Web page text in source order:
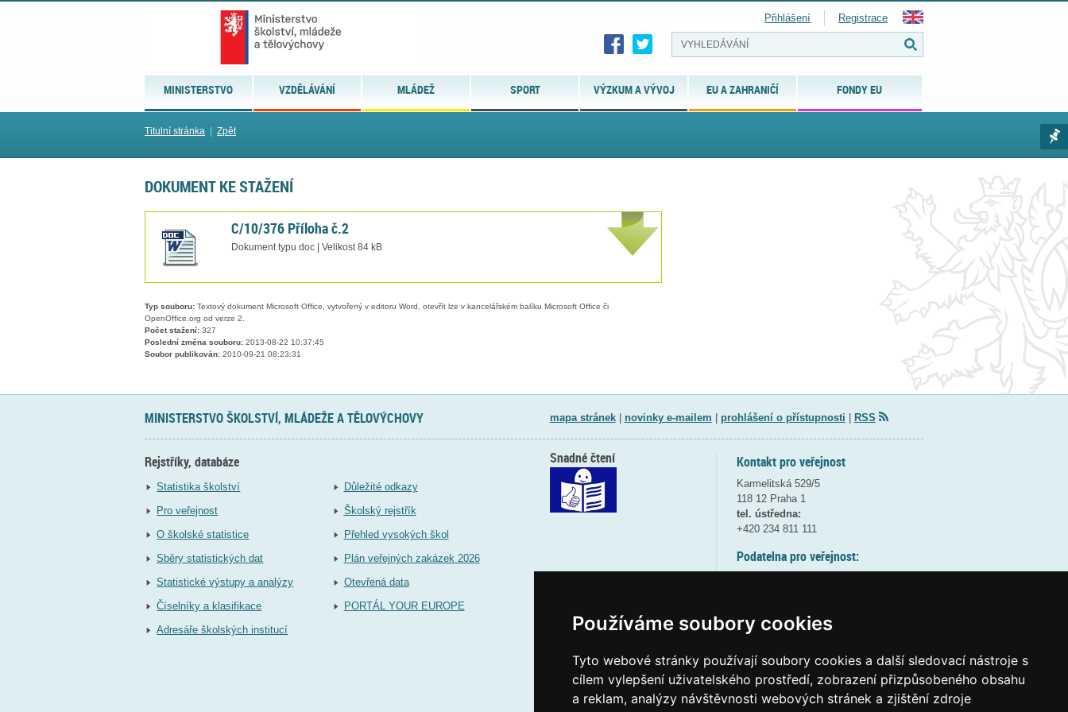
Používáme soubory cookies
Tyto webové stránky používají soubory cookies a další sledovací nástroje s
cílem vylepšení uživatelského prostředí, zobrazení přizpůsobeného obsahu
a reklam, analýzy návštěvnosti webových stránek a zjištění zdroje
MINISTERSTVO VZDĚLÁVÁNÍ MLÁDEŽ SPORT VÝZKUM A VÝVOJ EU A ZAHRANIČÍ FONDY EU
Přihlášení Registrace
Titulní stránka Zpět
DOKUMENT KE STAŽENÍ
C/10/376 Příloha č.2
Dokument typu doc | Velikost 84 kB
Typ souboru: Textový dokument Microsoft Office, vytvořený v editoru Word, otevřít lze v kancelářském balíku Microsoft Office či
OpenOffice.org od verze 2.
Počet stažení: 327
Poslední změna souboru: 2013-08-22 10:37:45
Soubor publikován: 2010-09-21 08:23:31
MINISTERSTVO ŠKOLSTVÍ, MLÁDEŽE A TĚLOVÝCHOVY mapa stránek| novinky e-mailem prohlášení o přístupnosti RSS
Rejstříky, databáze
Statistika školství
Pro veřejnost
O školské statistice
Sběry statistických dat
Statistické výstupy a analýzy
Číselníky a klasifikace
Adresáře školských institucí
Důležité odkazy
Školský rejstřík
Přehled vysokých škol
Plán veřejných zakázek 2026
Otevřená data
PORTÁL YOUR EUROPE
Kontakt pro veřejnost
Karmelitská 529/5
118 12 Praha 1
tel. ústředna:
+420 234 811 111
Podatelna pro veřejnost:
(více informací
Elektronická podatelna:
posta@msmtgov cz
Snadné čtení